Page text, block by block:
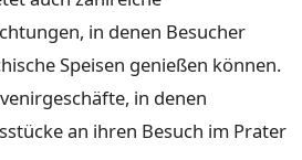
in denen Besucher
Speisen genießen können.
in denen
an ihren Besuch im Prater